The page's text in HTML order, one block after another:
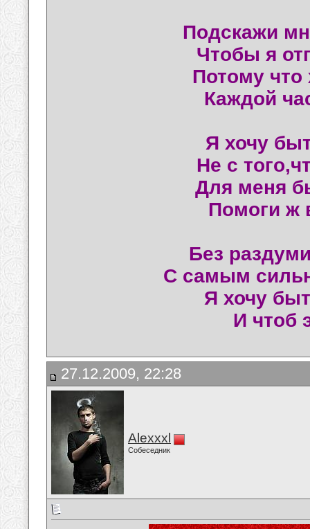
Подскажи
Чтобы я
Потому что
Каждой
Я хочу
Не с
Для меня
Помоги ж
Без
С самым
Я хочу
И чтоб
27.12.2009, 22:28
Alexxxl
Собеседник